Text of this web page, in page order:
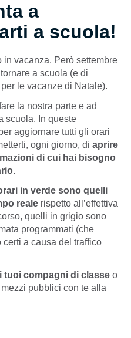
a
a scuola!
in vacanza. Però settembre
a scuola (e di
le vacanze di Natale).
la nostra parte e ad
scuola. In queste
aggiornare tutti gli orari
ogni giorno, di aprire
di cui hai bisogno
.
in verde sono quelli
reale rispetto all’effettiva
quelli in grigio sono
programmati (che
a causa del traffico
tuoi compagni di classe o
pubblici con te alla